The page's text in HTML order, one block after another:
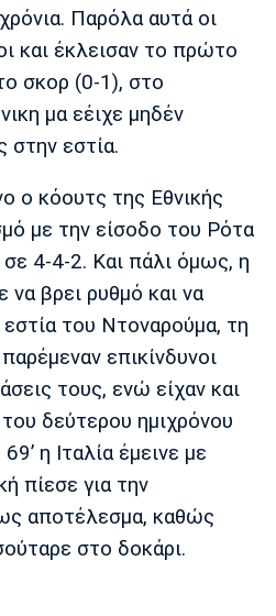
Σίτι
Γιουβέντους
Μίλαν Μπάγερν
Παρί Σεν
Ζερμέν
Μαρσέιγ
Ερυθρός
Αστέρας
Παρόλα αυτά οι
και έκλεισαν το πρώτο
σκορ (0-1), στο
μα εέιχε μηδέν
στην εστία.
ο κόουτς της Εθνικής
με την είσοδο του Ρότα
σε 4-4-2. Και πάλι όμως, η
να βρει ρυθμό και να
του Ντοναρούμα, τη
επικίνδυνοι
τους, ενώ είχαν και
δεύτερου ημιχρόνου
η Ιταλία έμεινε με
πίεσε για την
αποτέλεσμα, καθώς
στο δοκάρι.